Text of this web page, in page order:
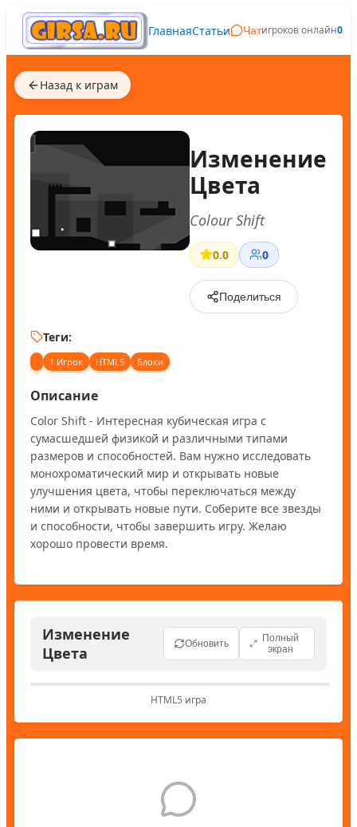
ГлавнаяСтатьи Чатигроков онлайн0
Назад к играм
Изменение
Цвета
Colour Shift
0.0 0
Поделиться
Теги:
1 Игрок HTML5 Блоки
Описание
Color Shift - Интересная кубическая игра с
сумасшедшей физикой и различными типами
размеров и способностей. Вам нужно исследовать
монохроматический мир и открывать новые
улучшения цвета, чтобы переключаться между
ними и открывать новые пути. Соберите все звезды
и способности, чтобы завершить игру. Желаю
хорошо провести время.
Изменение
Цвета
Обновить
Полный
экран
HTML5 игра